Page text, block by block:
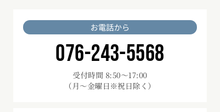
お電話から
076-243-5568
受付時間 8:50～17:00
（月～金曜日※祝日除く）